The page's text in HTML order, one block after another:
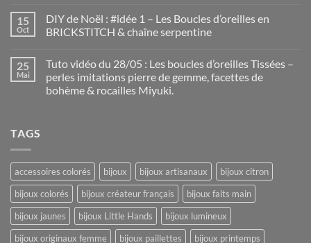
15
Oct
DIY de Noël : #idée 1 – Les Boucles d’oreilles en
BRICKSTITCH & chaîne serpentine
25
Mai
Tuto vidéo du 28/05 : Les boucles d’oreilles Tissées –
perles imitations pierre de gemme, facettes de
bohème & rocailles Miyuki.
TAGS
accessoires colorés bijoux bijoux artisanaux
bijoux citron
bijoux colorés
bijoux créateur français
bijoux faits main
bijoux jaunes
bijoux Little Hands
bijoux lumineux
bijoux originaux femme
bijoux paillettes
bijoux printemps